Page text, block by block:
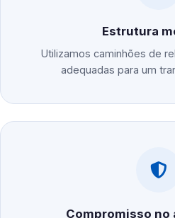
Estrutura
Utilizamos caminhões de
adequadas para um
Compromisso